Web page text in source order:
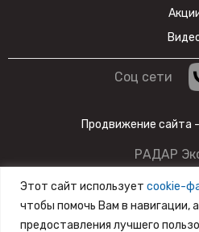
Соц сети
Продвижение сайта -
РАДАР
Данный сайт несет
каких условиях материалы и
не являются
Этот сайт использует cookie-
чтобы помочь Вам в навигации,
предоставления лучшего